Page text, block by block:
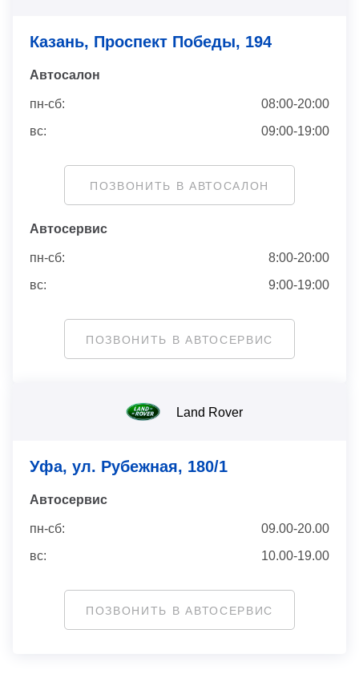
Казань, Проспект Победы, 194
Автосaлон
пн-сб:
08:00-20:00
вс:
09:00-19:00
ПОЗВОНИТЬ В АВТОСАЛОН
Автосервис
пн-сб:
8:00-20:00
вс:
9:00-19:00
ПОЗВОНИТЬ В АВТОСЕРВИС
Land Rover
Уфа, ул. Рубежная, 180/1
Автосервис
пн-сб:
09.00-20.00
вс:
10.00-19.00
ПОЗВОНИТЬ В АВТОСЕРВИС